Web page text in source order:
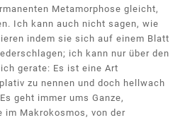
Metamorphose gleicht,
Ich kann auch nicht sagen, wie
indem sie sich auf einem Blatt
ich kann nur über den
gerate: Es ist eine Art
zu nennen und doch hellwach
geht immer ums Ganze,
im Makrokosmos, von der